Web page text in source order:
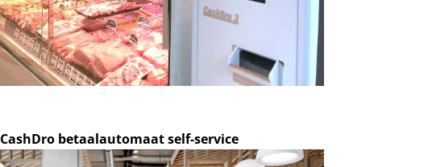
CashDro betaalautomaat self-service